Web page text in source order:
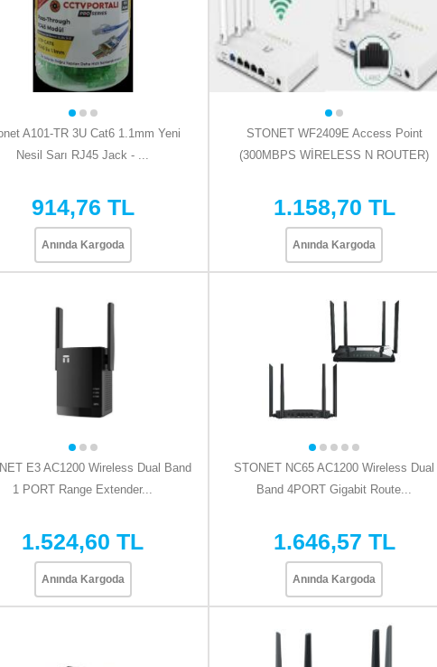
A101-TR 3U Cat6 1.1mm Yeni
Nesil Sarı RJ45 Jack - ...
914,76 TL
Anında Kargoda
STONET WF2409E Access Point
(300MBPS WİRELESS N ROUTER)
1.158,70 TL
Anında Kargoda
E3 AC1200 Wireless Dual Band
1 PORT Range Extender...
1.524,60 TL
Anında Kargoda
STONET NC65 AC1200 Wireless Dual
Band 4PORT Gigabit Route...
1.646,57 TL
Anında Kargoda